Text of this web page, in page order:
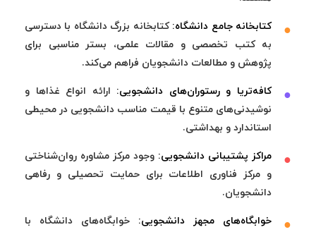
کتابخانه جامع دانشگاه: کتابخانه بزرگ دانشگاه با دسترسی
به کتب تخصصی و مقالات علمی، بستر مناسبی برای
پژوهش و مطالعات دانشجویان فراهم می‌کند.
کافه‌تریا و رستوران‌های دانشجویی: ارائه انواع غذاها و
نوشیدنی‌های متنوع با قیمت مناسب دانشجویی در محیطی
استاندارد و بهداشتی.
مراکز پشتیبانی دانشجویی: وجود مرکز مشاوره روان‌شناختی
و مرکز فناوری اطلاعات برای حمایت تحصیلی و رفاهی
دانشجویان.
خوابگاه‌های مجهز دانشجویی: خوابگاه‌های دانشگاه با